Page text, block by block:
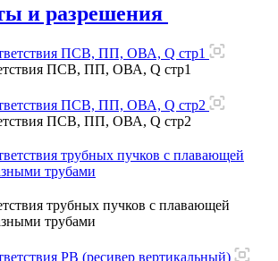
и разрешения
ПСВ, ПП, ОВА, Q стр1
ПСВ, ПП, ОВА, Q стр2
трубных пучков с плавающей
трубами